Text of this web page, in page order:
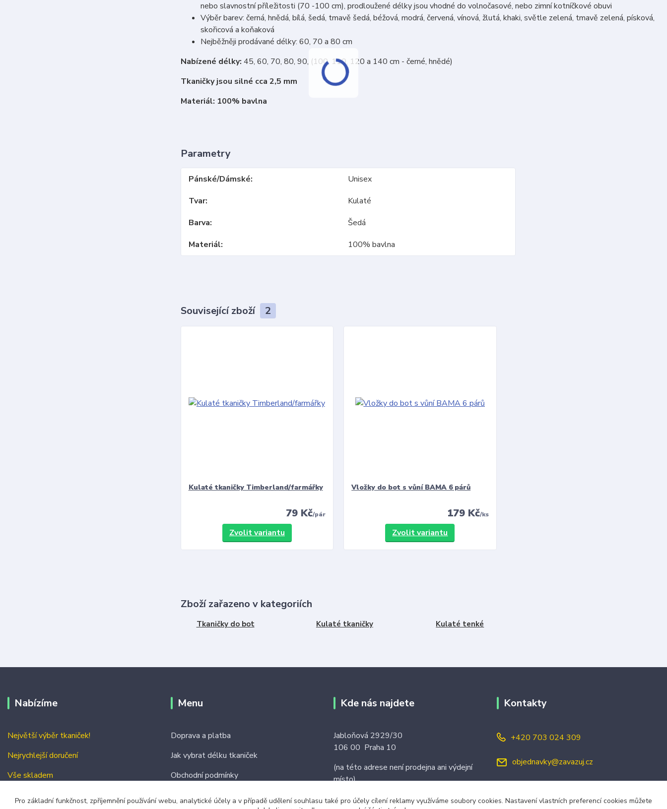
nebo slavnostní příležitosti (70 -100 cm), prodloužené délky jsou vhodné do volnočasové, nebo zimní kotníčkové obuvi
Výběr barev: černá, hnědá, bílá, šedá, tmavě šedá, béžová, modrá, červená, vínová, žlutá, khaki, světle zelená, tmavě zelená, písková,
skořicová a koňaková
Nejběžněji prodávané délky: 60, 70 a 80 cm
Nabízené délky: 45, 60, 70, 80, 90, (100, 110, 120 a 140 cm - černé, hnědé)
Tkaničky jsou silné cca 2,5 mm
Materiál: 100% bavlna
Parametry
Pánské/Dámské
Unisex
Tvar
Kulaté
Barva
Šedá
Materiál
100% bavlna
Související zboží 2
Kulaté tkaničky Timberland/farmářky
79 Kč/pár
Zvolit variantu
Vložky do bot s vůní BAMA 6 párů
179 Kč/ks
Zvolit variantu
Zboží zařazeno v kategoriích
Tkaničky do bot Kulaté tkaničky Kulaté tenké
Nabízíme
Největší výběr tkaniček!
Nejrychlejší doručení
Vše skladem
Menu
Doprava a platba
Jak vybrat délku tkaniček
Obchodní podmínky
Kde nás najdete
Jabloňová 2929/30
106 00 Praha 10
(na této adrese není prodejna ani výdejní
místo)
Kontakty
+420 703 024 309
objednavky@zavazuj.cz
Pro základní funkčnost, zpříjemnění používání webu, analytické účely a v případě udělení souhlasu také pro účely cílení reklamy využíváme soubory cookies. Nastavení vlastních preferencí cookies můžete